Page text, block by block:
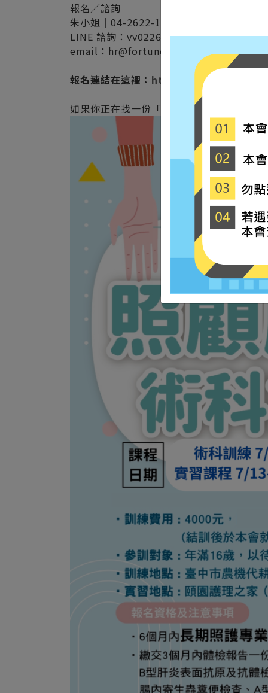
報名／諮詢
朱小姐｜04-2622-1220
LINE 諮詢：vv02265011
email：hr@fortune0619.com.tw
報名連結在這裡： https://
如果你正在找一份「不只是工作，而是能